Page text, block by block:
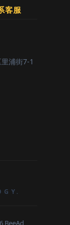
客服
浦街7-1
BeeAd